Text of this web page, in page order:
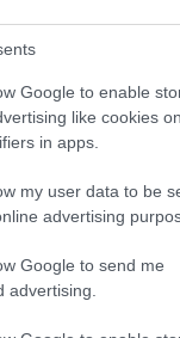
Google to enable
like cookies
in apps.
my user data to be
advertising
Google to send me
advertising.
του
των
ορκίστηκαν
καθήκοντα